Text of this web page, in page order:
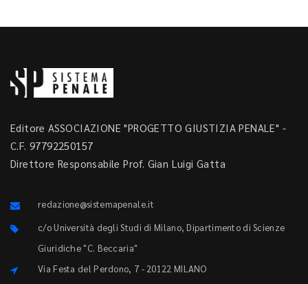
Editore ASSOCIAZIONE "PROGETTO GIUSTIZIA PENALE" -
C.F. 97792250157
Direttore Responsabile Prof. Gian Luigi Gatta
redazione@sistemapenale.it
c/o Università degli Studi di Milano, Dipartimento di Scienze
Giuridiche "C. Beccaria"
Via Festa del Perdono, 7 - 20122 MILANO